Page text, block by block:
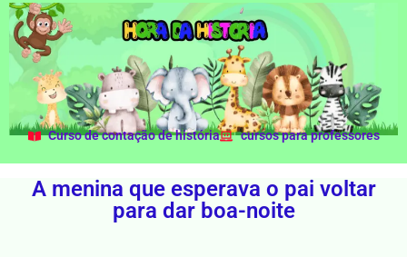
Curso de contação de história cursos para professores
A menina que esperava o pai voltar
para dar boa-noite